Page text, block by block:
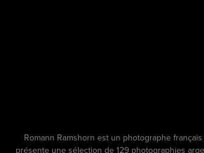
Romann Ramshorn est un photographe
présente une sélection de 129 photographies